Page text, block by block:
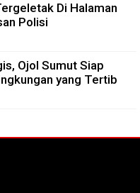
Di Halaman
Polisi
Ojol Sumut Siap
yang Tertib